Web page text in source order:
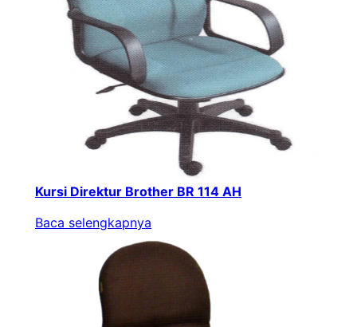
Kursi Direktur Brother BR 114 AH
Baca selengkapnya